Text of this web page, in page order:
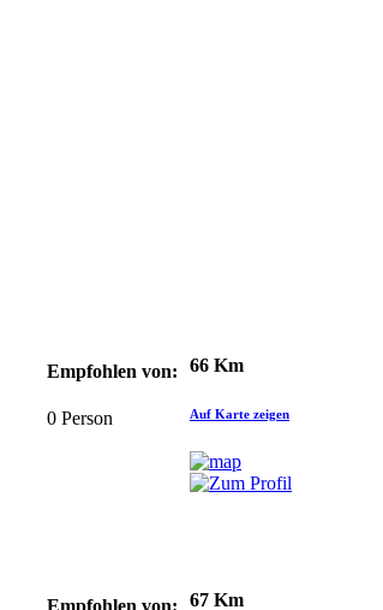
Empfohlen von:
0 Person
66 Km
Auf Karte zeigen
67 Km